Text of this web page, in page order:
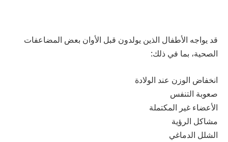
قد يواجه الأطفال الذين يولدون قبل الأوان بعض المضاعفات
الصحية، بما في ذلك:
انخفاض الوزن عند الولادة
صعوبة التنفس
الأعضاء غير المكتملة
مشاكل الرؤية
الشلل الدماغي